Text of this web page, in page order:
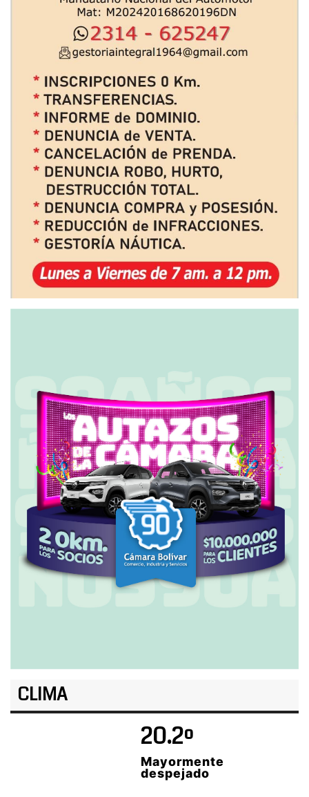
CLIMA
20.2º
Mayormente
despejado